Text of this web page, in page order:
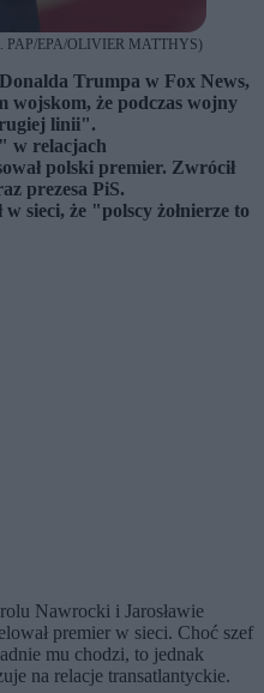
PAP/EPA/OLIVIER MATTHYS)
Trumpa w Fox News,
wojskom, że podczas wojny
linii".
w relacjach
polski premier. Zwrócił
prezesa PiS.
sieci, że "polscy żołnierze to
Nawrocki i Jarosławie
premier w sieci. Choć szef
mu chodzi, to jednak
na relacje transatlantyckie.